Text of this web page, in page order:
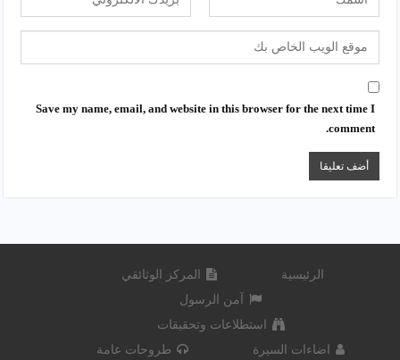
Save my name, email, and website in this browser for the next time I
comment.
الرئيسية
المركز الوثائقي
آمن الرسول
استطلاعات وتحقيقات
اضاءات السيرة
طروحات عامة